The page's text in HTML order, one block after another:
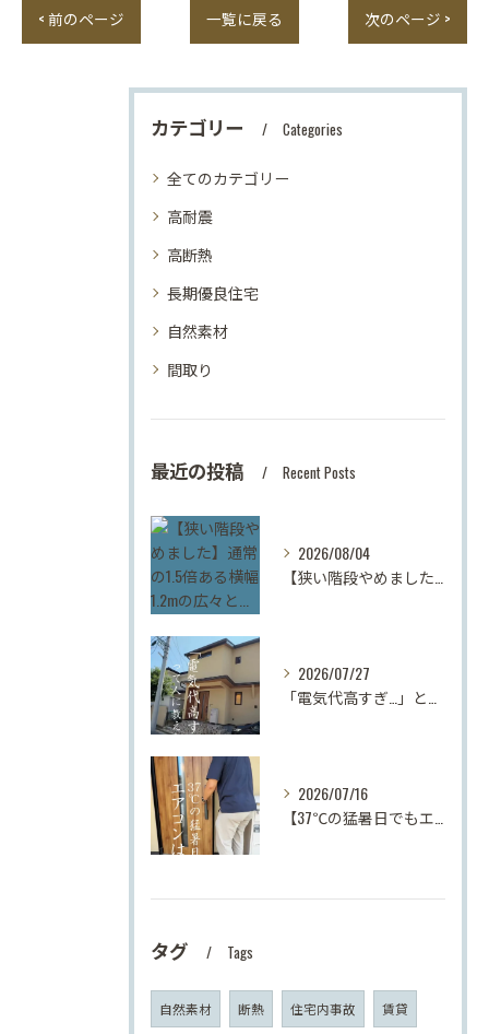
< 前のページ 一覧に戻る 次のページ >
カテゴリー Categories
全てのカテゴリー
高耐震
高断熱
長期優良住宅
自然素材
間取り
最近の投稿 Recent Posts
2026/08/04
【狭い階段やめました】通常の1.5倍ある横幅1.2mの広々と...
2026/07/27
「電気代高すぎ…」とお悩みの方へ！最高峰の断熱等級7＆Ua値...
2026/07/16
【37℃の猛暑日でもエアコンは2台！】「断熱等級7」「UA値...
タグ Tags
自然素材 断熱 住宅内事故 賃貸